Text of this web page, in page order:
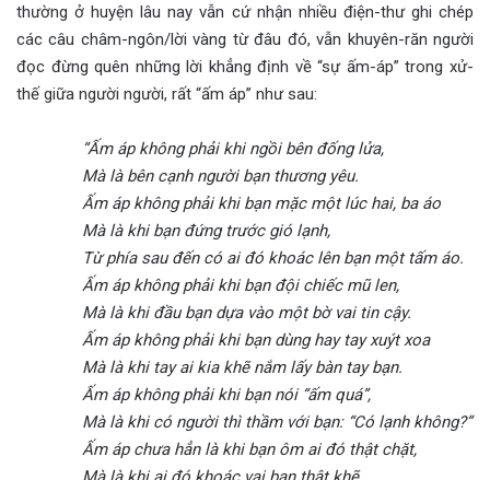
thường ở huyện lâu nay vẫn cứ nhận nhiều điện-thư ghi chép
các câu châm-ngôn/lời vàng từ đâu đó, vẫn khuyên-răn người
đọc đừng quên những lời khẳng định về “sự ấm-áp” trong xử-
thế giữa người người, rất “ấm áp” như sau:
“Ấm áp không phải khi ngồi bên đống lửa,
Mà là bên cạnh người bạn thương yêu.
Ấm áp không phải khi bạn mặc một lúc hai, ba áo
Mà là khi bạn đứng trước gió lạnh,
Từ phía sau đến có ai đó khoác lên bạn một tấm áo.
Ấm áp không phải khi bạn đội chiếc mũ len,
Mà là khi đầu bạn dựa vào một bờ vai tin cậy.
Ấm áp không phải khi bạn dùng hay tay xuýt xoa
Mà là khi tay ai kia khẽ nắm lấy bàn tay bạn.
Ấm áp không phải khi bạn nói “ấm quá”,
Mà là khi có người thì thầm với bạn: “Có lạnh không?”
Ấm áp chưa hẳn là khi bạn ôm ai đó thật chặt,